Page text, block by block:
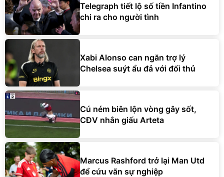
Telegraph tiết lộ số tiền Infantino
chi ra cho người tình
Xabi Alonso can ngăn trợ lý
Chelsea suýt ẩu đả với đối thủ
Cú ném biên lộn vòng gây sốt,
CĐV nhắn giấu Arteta
Marcus Rashford trở lại Man Utd
để cứu vãn sự nghiệp